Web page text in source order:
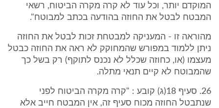
המוקדם יותר, וכל עוד לא קרה מקרה הביטוח, רשאי
המבטח לבטל את החוזה בהודעה בכתב למבוטח".
מהוראה זו - המעניקה למבטחת זכות לבטל את החוזה
ניתן ללמוד במפורש שהמחוקק לא ראה את החוזה כבטל
מעצמו (או, כחוזה שכלל לא נכנס לתוקף) רק בשל כך
שהמבוטח לא קיים תנאי מתלה.
26. סעיף 18(ג) קובע : "קרה מקרה הביטוח לפני
שנתבטל החוזה מכוח סעיף זה, אין המבטח חייב אלא